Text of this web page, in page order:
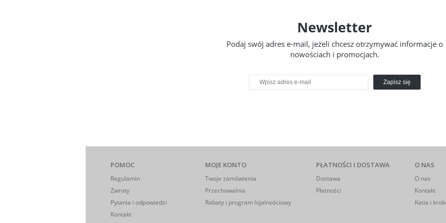
Newsletter
Podaj swój adres e-mail, jeżeli chcesz otrzymywać informacje o
nowościach i promocjach.
Zapisz się
POMOC
Regulamin
Zwroty
Pytania i odpowiedzi
Kontakt
MOJE KONTO
Twoje zamówienia
Przechowalnia
Rabaty i program lojalnościowy
PŁATNOŚCI I DOSTAWA
Dostawa
Płatności
O NAS
O nas
Kontakt
Katia i